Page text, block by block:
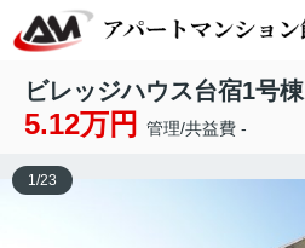
ビレッジハウス台宿1号棟
5.12万円 管理/共益費 -
1/23